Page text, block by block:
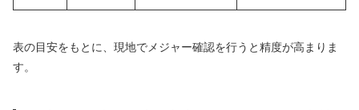
表の目安をもとに、現地でメジャー確認を行うと精度が高まりま
す。